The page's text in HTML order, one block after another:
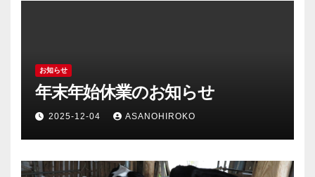
お知らせ
年末年始休業のお知らせ
2025-12-04 ASANOHIROKO